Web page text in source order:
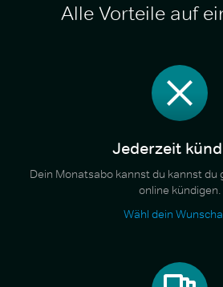
Alle Vorteile auf
Jederzeit
Dein Monatsabo kannst du kannst du
online kündigen.
Wähl dein